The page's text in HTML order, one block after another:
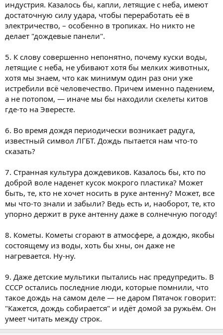
индустрия. Казалось бы, капли, летящие с неба, имеют
достаточную силу удара, чтобы переработать её в
электричество, – особенно в тропиках. Но никто не
делает "дождевые панели".
5. К слову совершенно непонятно, почему куски воды,
летящие с неба, не убивают хотя бы мелких животных,
хотя мы знаем, что как минимум один раз они уже
истребили всё человечество. Причем именно падением,
а не потопом, — иначе мы бы находили скелеты китов
где-то на Эвересте.
6. Во время дождя периодически возникает радуга,
известный символ ЛГБТ. Дождь пытается нам что-то
сказать?
7. Странная культура дождевиков. Казалось бы, кто по
доброй воле наденет кусок мокрого пластика? Может
быть, те, кто не хочет носить в руке антенну? Может, все
мы что-то знали и забыли? Ведь есть и, наоборот, те, кто
упорно держит в руке антенну даже в солнечную погоду!
8. Кометы. Кометы сгорают в атмосфере, а дождю, якобы
состоящему из воды, хоть бы хны, он даже не
нагревается. Ну-ну.
9. Даже детские мультики пытались нас предупредить. В
СССР остались последние люди, которые помнили, что
такое дождь на самом деле — не даром Пятачок говорит:
"Кажется, дождь собирается" и идёт домой за ружьём. Он
умеет читать между строк.